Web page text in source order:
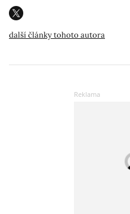
další články tohoto autora